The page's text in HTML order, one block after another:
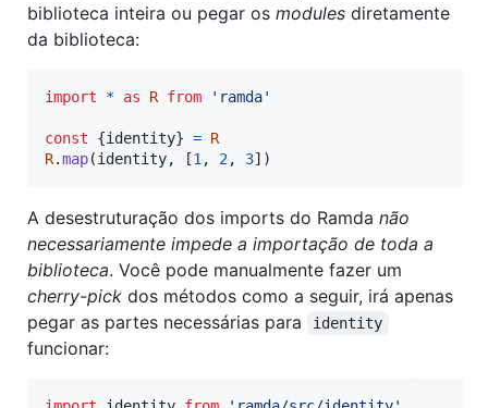
biblioteca inteira ou pegar os modules diretamente
da biblioteca:
import * as R from 'ramda'
const {identity} = R
R.map(identity, [1 , 2, 3] )
A desestruturação dos imports do Ramda não
necessariamente impede a importação de toda a
biblioteca. Você pode manualmente fazer um
cherry-pick dos métodos como a seguir, irá apenas
pegar as partes necessárias para
identity
funcionar: